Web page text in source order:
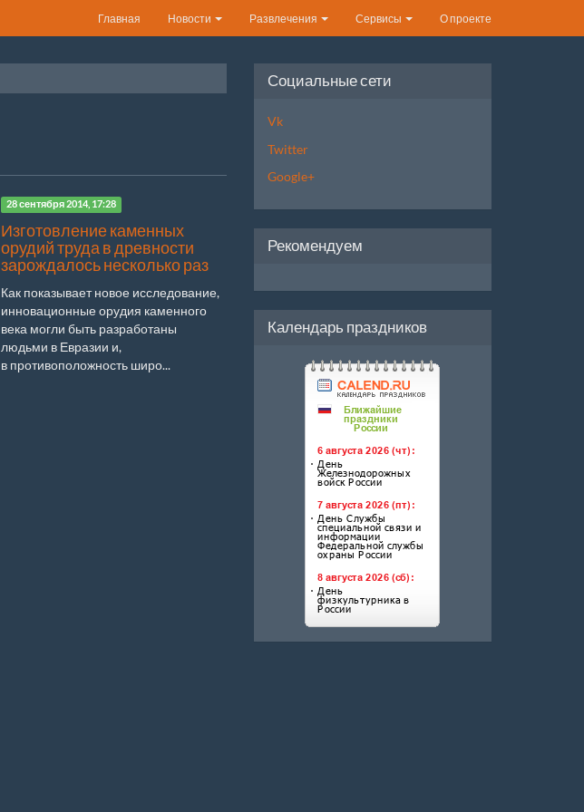
Главная Новости Развлечения Сервисы О проекте
28 сентября 2014, 17:28
Изготовление каменных
орудий труда в древности
зарождалось несколько раз
Как показывает новое исследование,
инновационные орудия каменного
века могли быть разработаны
людьми в Евразии и,
в противоположность широ...
Социальные сети
Vk
Twitter
Google+
Рекомендуем
Календарь праздников